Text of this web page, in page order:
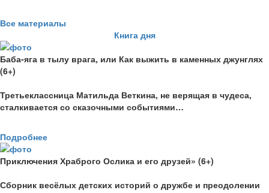
Все материалы
Книга дня
Баба-яга в тылу врага, или Как выжить в каменных джунглях
(6+)
Третьеклассница Матильда Веткина, не верящая в чудеса,
сталкивается со сказочными событиями…
Подробнее
Приключения Храброго Ослика и его друзей» (6+)
Сборник весёлых детских историй о дружбе и преодолении